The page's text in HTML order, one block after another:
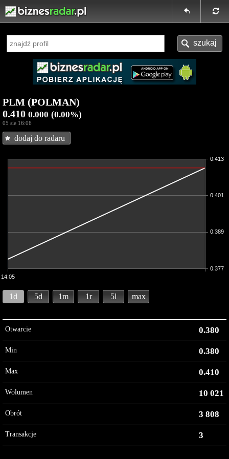
PLM (POLMAN)
0.410 0.000 (0.00%)
05 sie 16:06
dodaj do radaru
14:05
0.377
0.389
0.401
0.413
1d 5d 1m 1r 5l max
Otwarcie 0.380
Min 0.380
Max 0.410
Wolumen 10 021
Obrót 3 808
Transakcje 3